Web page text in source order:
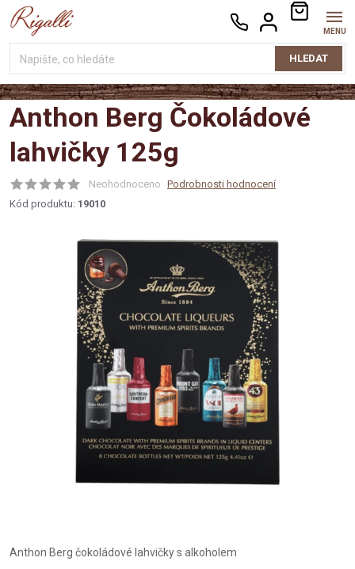
Přejít
na
HLEDAT
NÁKUPNÍ
KOŠÍK
Anthon Berg Čokoládové
lahvičky 125g
Neohodnoceno Podrobnosti hodnocení
Kód produktu: 19010
Anthon Berg čokoládové lahvičky s alkoholem